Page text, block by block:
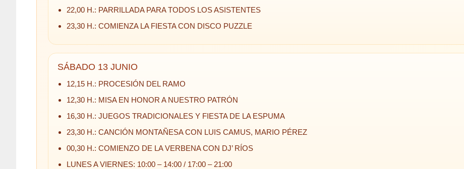
22,00 H.: PARRILLADA PARA TODOS LOS ASISTENTES
23,30 H.: COMIENZA LA FIESTA CON DISCO PUZZLE
SÁBADO 13 JUNIO
12,15 H.: PROCESIÓN DEL RAMO
12,30 H.: MISA EN HONOR A NUESTRO PATRÓN
16,30 H.: JUEGOS TRADICIONALES Y FIESTA DE LA ESPUMA
23,30 H.: CANCIÓN MONTAÑESA CON LUIS CAMUS, MARIO PÉREZ
00,30 H.: COMIENZO DE LA VERBENA CON DJ’ RÍOS
LUNES A VIERNES: 10:00 – 14:00 / 17:00 – 21:00